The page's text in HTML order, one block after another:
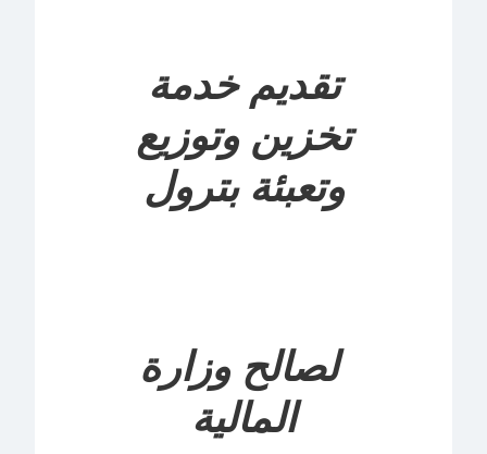
تقديم خدمة
تخزين وتوزيع
وتعبئة بترول
لصالح وزارة
المالية